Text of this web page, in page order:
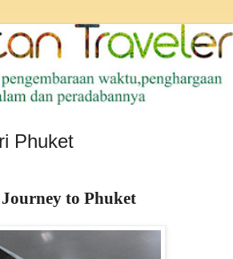
Phuket
to Phuket